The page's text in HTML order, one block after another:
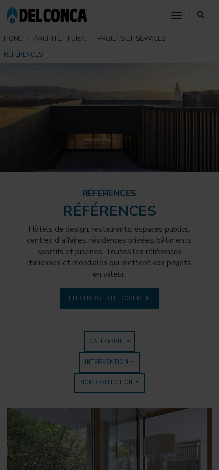
toggle
HOME ARCHITETTURA
PROJETS ET SERVICES
RÉFÉRENCES
RÉFÉRENCES
RÉFÉRENCES
Hôtels de design, restaurants, espaces publics,
centres d'affaires, résidences privées, bâtiments
sportifs et piscines. Toutes les références
italiennes et mondiales qui mettent vos projets
en valeur.
TÉLÉCHARGER LE DOCUMENT
CATÉGORIE
INTERVENTION
NOM COLLECTION